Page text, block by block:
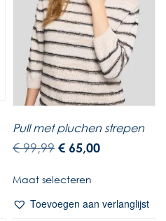
Pull met pluchen strepen
€99,99 € 65,00
Maat selecteren
Toevoegen aan verlanglijst